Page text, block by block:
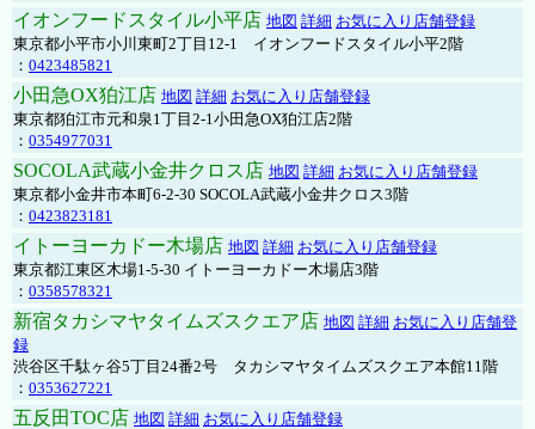
イオンフードスタイル小平店 地図 詳細 お気に入り店舗登録
東京都小平市小川東町2丁目12-1 イオンフードスタイル小平2階
： 0423485821
小田急OX狛江店 地図 詳細 お気に入り店舗登録
東京都狛江市元和泉1丁目2-1小田急OX狛江店2階
： 0354977031
SOCOLA武蔵小金井クロス店 地図 詳細 お気に入り店舗登録
東京都小金井市本町6-2-30 SOCOLA武蔵小金井クロス3階
： 0423823181
イトーヨーカドー木場店 地図 詳細 お気に入り店舗登録
東京都江東区木場1-5-30 イトーヨーカドー木場店3階
： 0358578321
新宿タカシマヤタイムズスクエア店 地図 詳細 お気に入り店舗登
録
渋谷区千駄ヶ谷5丁目24番2号 タカシマヤタイムズスクエア本館11階
： 0353627221
五反田TOC店 地図 詳細 お気に入り店舗登録